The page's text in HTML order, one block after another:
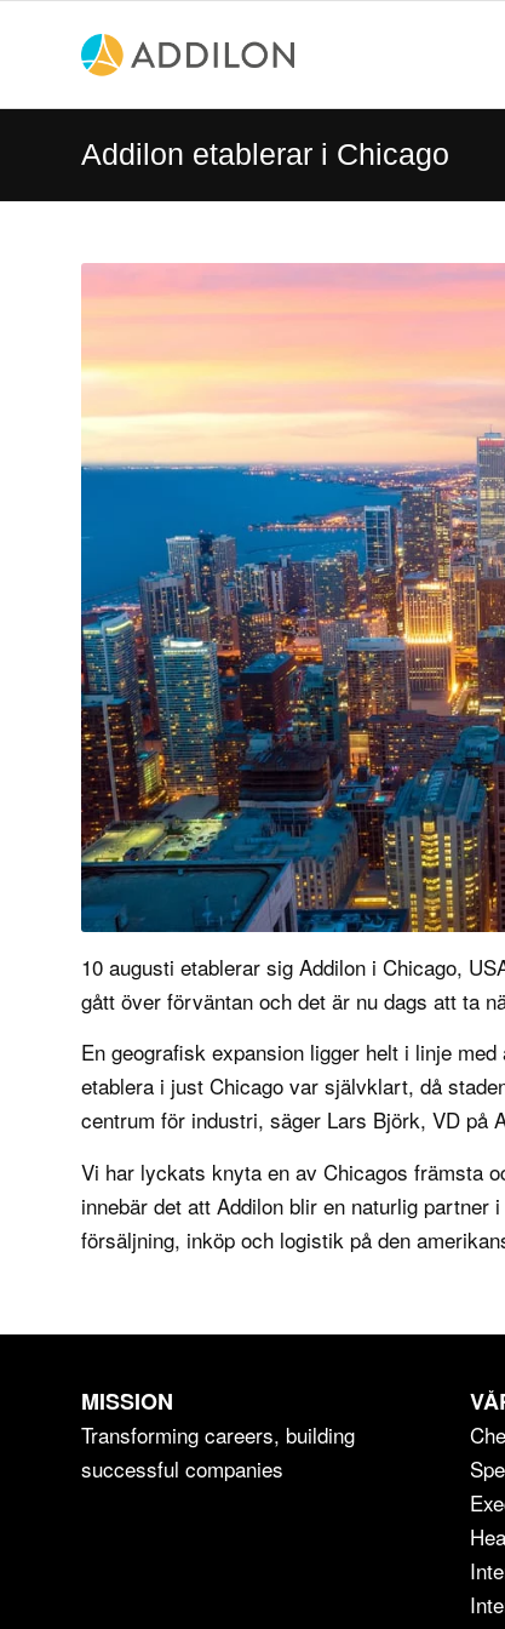
Addilon etablerar i Chicago
10 augusti etablerar sig Addilon i Chicago,
gått över förväntan och det är nu dags att ta
En geografisk expansion ligger helt i linje
etablera i just Chicago var självklart, då
centrum för industri, säger Lars Björk, VD på
Vi har lyckats knyta en av Chicagos främsta
innebär det att Addilon blir en naturlig
försäljning, inköp och logistik på den
MISSION
Transforming careers, building
successful companies